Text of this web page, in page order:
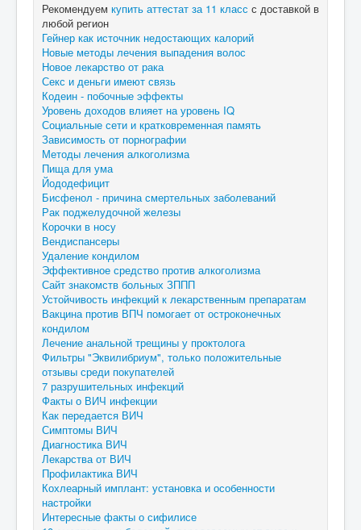
Рекомендуем купить аттестат за 11 класс с доставкой в
любой регион
Гейнер как источник недостающих калорий
Новые методы лечения выпадения волос
Новое лекарство от рака
Секс и деньги имеют связь
Кодеин - побочные эффекты
Уровень доходов влияет на уровень IQ
Социальные сети и кратковременная память
Зависимость от порнографии
Методы лечения алкоголизма
Пища для ума
Йододефицит
Бисфенол - причина смертельных заболеваний
Рак поджелудочной железы
Корочки в носу
Вендиспансеры
Удаление кондилом
Эффективное средство против алкоголизма
Сайт знакомств больных ЗППП
Устойчивость инфекций к лекарственным препаратам
Вакцина против ВПЧ помогает от остроконечных
кондилом
Лечение анальной трещины у проктолога
Фильтры "Эквилибриум", только положительные
отзывы среди покупателей
7 разрушительных инфекций
Факты о ВИЧ инфекции
Как передается ВИЧ
Симптомы ВИЧ
Диагностика ВИЧ
Лекарства от ВИЧ
Профилактика ВИЧ
Кохлеарный имплант: установка и особенности
настройки
Интересные факты о сифилисе